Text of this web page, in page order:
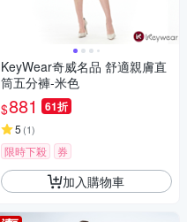
KeyWear奇威名品 舒適親膚直
筒五分褲-米色
$881 61折
5 (1)
限時下殺 券
加入購物車